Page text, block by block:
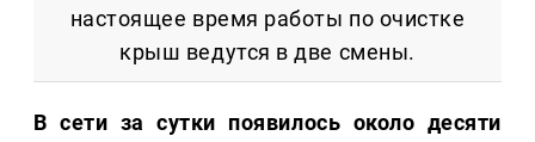
настоящее время работы по очистке
крыш ведутся в две смены.
В сети за сутки появилось около десяти